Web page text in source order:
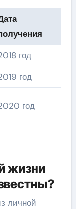
год
год
год
жизни
личной